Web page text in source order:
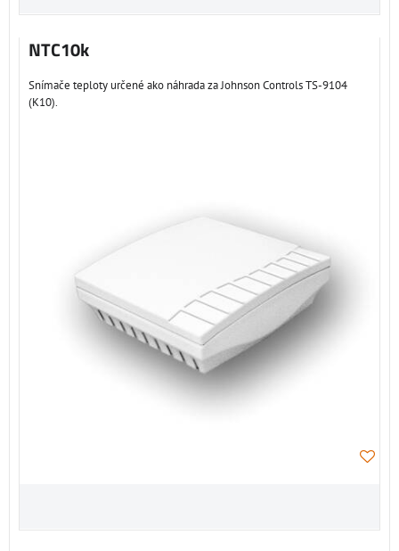
NTC10k
Snímače teploty určené ako náhrada za Johnson Controls TS-9104
(K10).